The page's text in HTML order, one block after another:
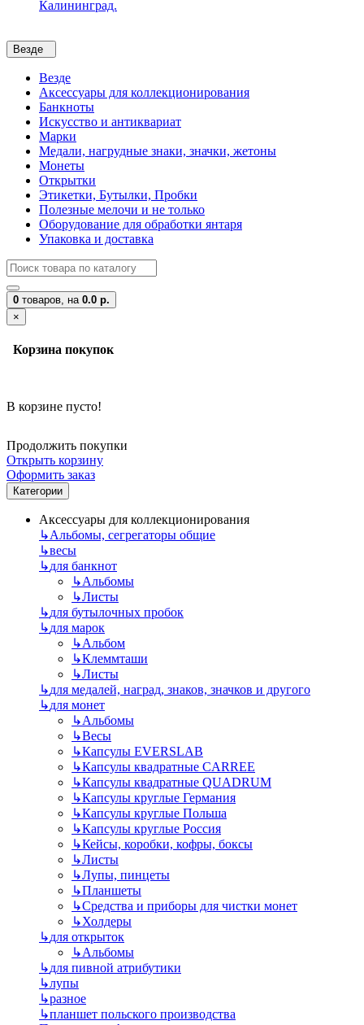
Калининград.
Везде
Везде
Аксессуары для коллекционирования
Банкноты
Искусство и антиквариат
Марки
Медали, нагрудные знаки, значки, жетоны
Монеты
Открытки
Этикетки, Бутылки, Пробки
Полезные мелочи и не только
Оборудование для обработки янтаря
Упаковка и доставка
0 товаров, на 0.0 р.
×
Корзина покупок
В корзине пусто!
Продолжить покупки
Открыть корзину
Оформить заказ
Категории
Аксессуары для коллекционирования
↳Альбомы, сегрегаторы общие
↳весы
↳для банкнот
↳Альбомы
↳Листы
↳для бутылочных пробок
↳для марок
↳Альбом
↳Клеммташи
↳Листы
↳для медалей, наград, знаков, значков и другого
↳для монет
↳Альбомы
↳Весы
↳Капсулы EVERSLAB
↳Капсулы квадратные CARREE
↳Капсулы квадратные QUADRUM
↳Капсулы круглые Германия
↳Капсулы круглые Польша
↳Капсулы круглые Россия
↳Кейсы, коробки, кофры, боксы
↳Листы
↳Лупы, пинцеты
↳Планшеты
↳Средства и приборы для чистки монет
↳Холдеры
↳для открыток
↳Альбомы
↳для пивной атрибутики
↳лупы
↳разное
↳планшет польского производства